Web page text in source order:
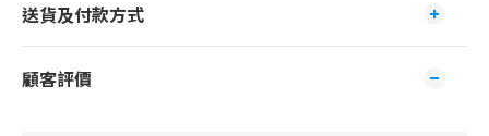
送貨及付款方式
顧客評價